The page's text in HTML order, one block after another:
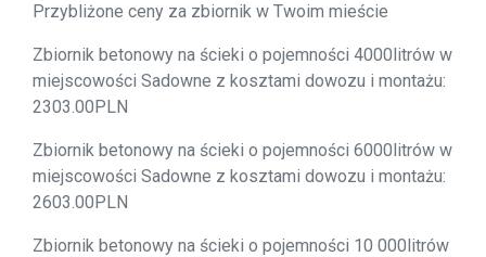
Przybliżone ceny za zbiornik w Twoim mieście
Zbiornik betonowy na ścieki o pojemności 4000litrów w
miejscowości Sadowne z kosztami dowozu i montażu:
2303.00PLN
Zbiornik betonowy na ścieki o pojemności 6000litrów w
miejscowości Sadowne z kosztami dowozu i montażu:
2603.00PLN
Zbiornik betonowy na ścieki o pojemności 10 000litrów